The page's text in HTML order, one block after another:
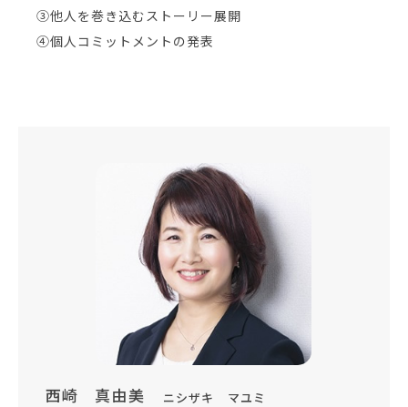
③他人を巻き込むストーリー展開
④個人コミットメントの発表
西崎 真由美 ニシザキ マユミ